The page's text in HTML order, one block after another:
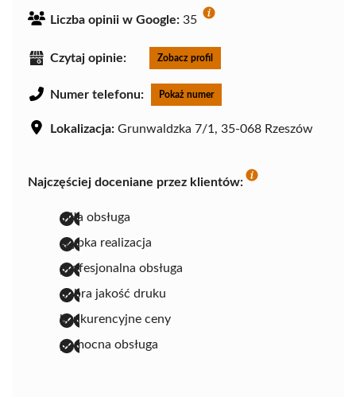
Liczba opinii w Google: 35
Czytaj opinie: Zobacz profil
Numer telefonu: Pokaż numer
Lokalizacja: Grunwaldzka 7/1, 35-068 Rzeszów
Najczęściej doceniane przez klientów:
miła obsługa
szybka realizacja
profesjonalna obsługa
dobra jakość druku
konkurencyjne ceny
pomocna obsługa